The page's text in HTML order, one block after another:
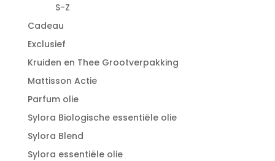
S-Z
Cadeau
Exclusief
Kruiden en Thee Grootverpakking
Mattisson Actie
Parfum olie
Sylora Biologische essentiële olie
Sylora Blend
Sylora essentiële olie